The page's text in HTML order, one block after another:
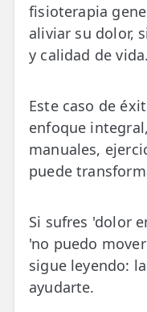
💆 Masajes Madrid
🏅 Fisioterapia
🧍 Fisioterapia
🫁 Fisioterapia
TRATAMIENTOS
✅ Punción Seca
✅ Ondas de
fisioterapia
aliviar su dolor,
y calidad de vida.
Este caso de
enfoque
manuales,
puede
Si sufres 'dolor
'no puedo
sigue leyendo:
ayudarte.